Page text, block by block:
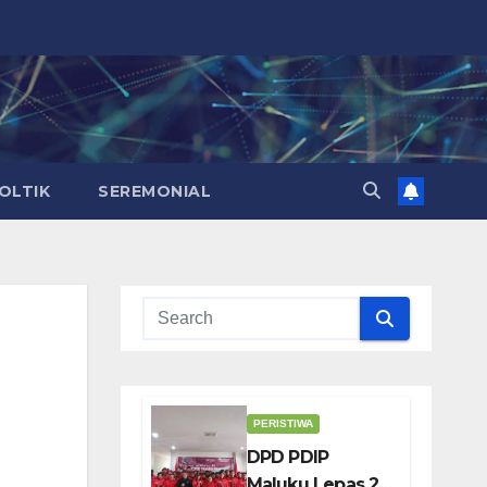
SEREMONIAL
PERISTIWA
DPD PDIP